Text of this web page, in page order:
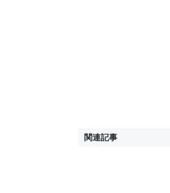
関連記事